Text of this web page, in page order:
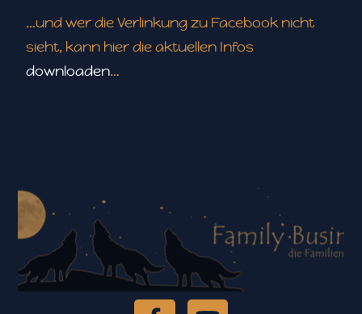
…und wer die Verlinkung zu Facebook nicht
sieht, kann hier die aktuellen Infos
downloaden…